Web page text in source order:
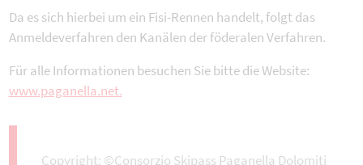
Da es sich hierbei um ein Fisi-Rennen handelt, folgt das
Anmeldeverfahren den Kanälen der föderalen Verfahren.
Für alle Informationen besuchen Sie bitte die Website:
www.paganella.net.
Copyright: ©Consorzio Skipass Paganella Dolomiti